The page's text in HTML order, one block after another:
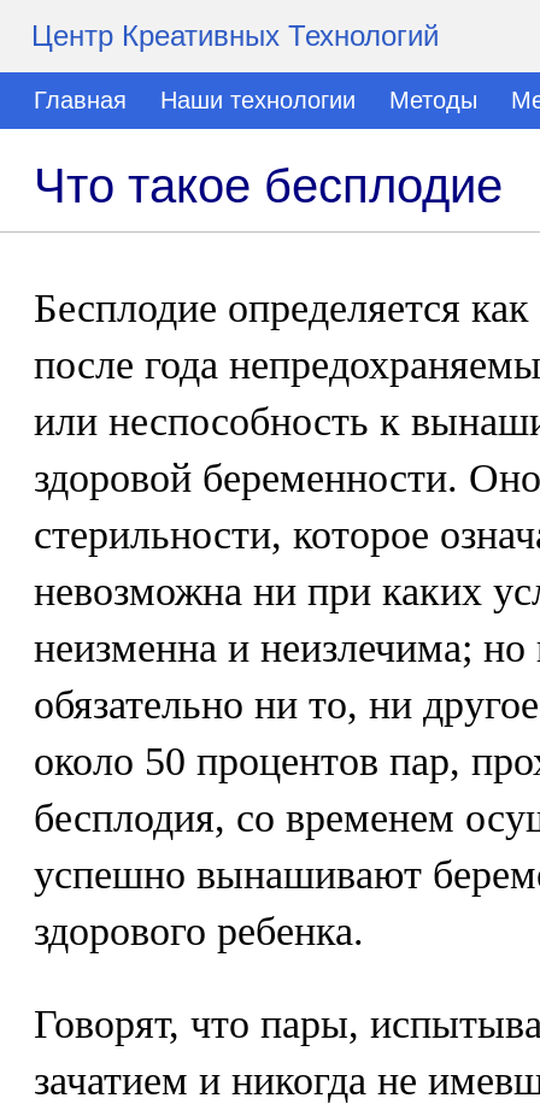
Центр Креативных Технологий
Главная Наши технологии Методы
Что такое бесплодие
Бесплодие определяется
после года
или неспособность к
здоровой беременности.
стерильности, которое
невозможна ни при каких
неизменна и неизлечима;
обязательно ни то, ни
около 50 процентов пар,
бесплодия, со временем
успешно вынашивают
здорового ребенка.
Говорят, что пары,
зачатием и никогда не